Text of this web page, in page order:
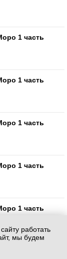
1 часть
1 часть
1 часть
1 часть
1 часть
1 часть
работать
мы будем